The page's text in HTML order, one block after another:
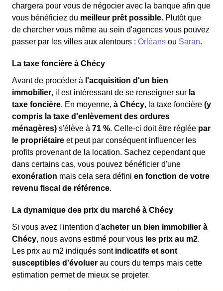
chargera pour vous de négocier avec la banque afin que
vous bénéficiez du meilleur prêt possible. Plutôt que
de chercher vous même au sein d'agences vous pouvez
passer par les villes aux alentours : Orléans ou Saran.
La taxe foncière à Chécy
Avant de procéder à l'acquisition d'un bien
immobilier, il est intéressant de se renseigner sur la
taxe foncière. En moyenne, à Chécy, la taxe foncière (y
compris la taxe d'enlèvement des ordures
ménagères) s'élève à 71 %. Celle-ci doit être réglée par
le propriétaire et peut par conséquent influencer les
profits provenant de la location. Sachez cependant que
dans certains cas, vous pouvez bénéficier d'une
exonération mais cela sera défini en fonction de votre
revenu fiscal de référence.
La dynamique des prix du marché à Chécy
Si vous avez l'intention d'acheter un bien immobilier à
Chécy, nous avons estimé pour vous les prix au m2.
Les prix au m2 indiqués sont indicatifs et sont
susceptibles d'évoluer au cours du temps mais cette
estimation permet de mieux se projeter.